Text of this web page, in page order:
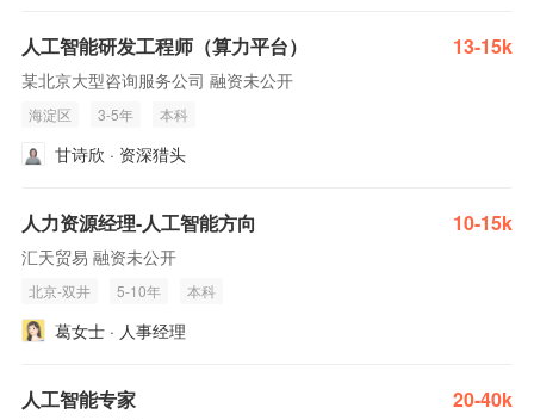
人工智能研发工程师（算力平台） 13-15k
某北京大型咨询服务公司 融资未公开
海淀区 3-5年 本科
甘诗欣 · 资深猎头
人力资源经理-人工智能方向 10-15k
汇天贸易 融资未公开
北京-双井 5-10年 本科
葛女士 · 人事经理
人工智能专家 20-40k